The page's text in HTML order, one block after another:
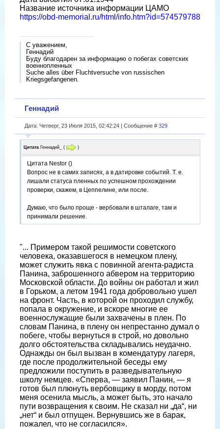
Название источника информации ЦАМО
https://obd-memorial.ru/html/info.htm?id=574579788
С уважением,
Геннадий
Буду благодарен за информацию о побегах советских
военнопленных
Suche alles über Fluchtversuche von russischen
Kriegsgefangenen.
Геннадий
Дата: Четверг, 23 Июля 2015, 02:42:24 | Сообщение # 329
Цитата Геннадий_ ( )
Цитата Nestor ()
Вопрос не в самих записях, а в датировке событий. Т. е.
лишали статуса пленных по успешном прохождении
проверки, скажем, в Цеппелине, или после.
Думаю, что было проще - вербовали в шталаге, там и
принимали решение.
"... Примером такой решимости советского
человека, оказавшегося в немецком плену,
может служить явка с повинной агента-радиста
Панина, заброшенного абвером на территорию
Московской области. До войны он работал и жил
в Горьком, а летом 1941 года добровольно ушел
на фронт. Часть, в которой он проходил службу,
попала в окружение, и вскоре многие ее
военнослужащие были захвачены в плен. По
словам Панина, в плену он непрестанно думал о
побеге, чтобы вернуться в строй, но довольно
долго обстоятельства складывались неудачно.
Однажды он был вызван в комендатуру лагеря,
где после продолжительной беседы ему
предложили поступить в разведывательную
школу немцев. «Сперва, — заявил Панин, — я
готов был плюнуть вербовщику в морду, потом
меня осенила мысль, а может быть, это начало
пути возвращения к своим. Не сказал ни „да“, ни
„нет“ и был отпущен. Вернувшись же в барак,
пожалел, что не согласился».